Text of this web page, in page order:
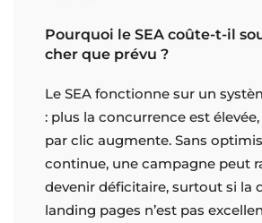
Pourquoi le SEA coûte-t-il
cher que prévu ?
Le SEA fonctionne sur un
: plus la concurrence est
par clic augmente. Sans
continue, une campagne peut
devenir déficitaire, surtout si la
landing pages n’est pas